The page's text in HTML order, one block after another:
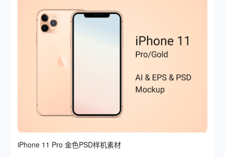
iPhone 11 Pro 金色PSD样机素材